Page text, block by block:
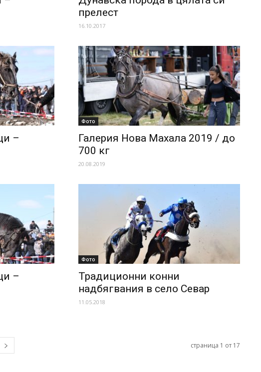
прелест
16.10.2017
–
Фото
Галерия Нова Махала 2019 / до
700 кг
20.08.2019
–
Фото
Традиционни конни
надбягвания в село Севар
11.05.2018
страница 1 от 17